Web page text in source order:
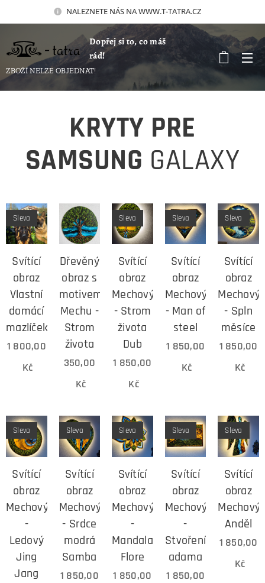
NALEZNETE NÁS NA WWW.T-TATRA.CZ 🚀
Dopřej si to, co máš
rád!
ZBOŽÍ NELZE OBJEDNAT!
KRYTY PRE
SAMSUNG GALAXY
Svítící
obraz
Vlastní
domácí
mazlíček
Sleva
1 800,00
Kč
Dřevěný
obraz s
motivem
Mechu -
Strom
života
350,00
Kč
Svítící
obraz
Mechový
- Strom
života
Dub
Sleva
1 850,00
Kč
Svítící
obraz
Mechový
- Man of
steel
Sleva
1 850,00
Kč
Svítící
obraz
Mechový
- Spln
měsíce
Sleva
1 850,00
Kč
Svítící
obraz
Mechový
-
Ledový
Jing
Jang
Sleva
Svítící
obraz
Mechový
- Srdce
modrá
Samba
Sleva
1 850,00
Svítící
obraz
Mechový
-
Mandala
Flore
Sleva
1 850,00
Svítící
obraz
Mechový
-
Stvoření
adama
Sleva
1 850,00
Svítící
obraz
Mechový
Anděl
Sleva
1 850,00
Kč